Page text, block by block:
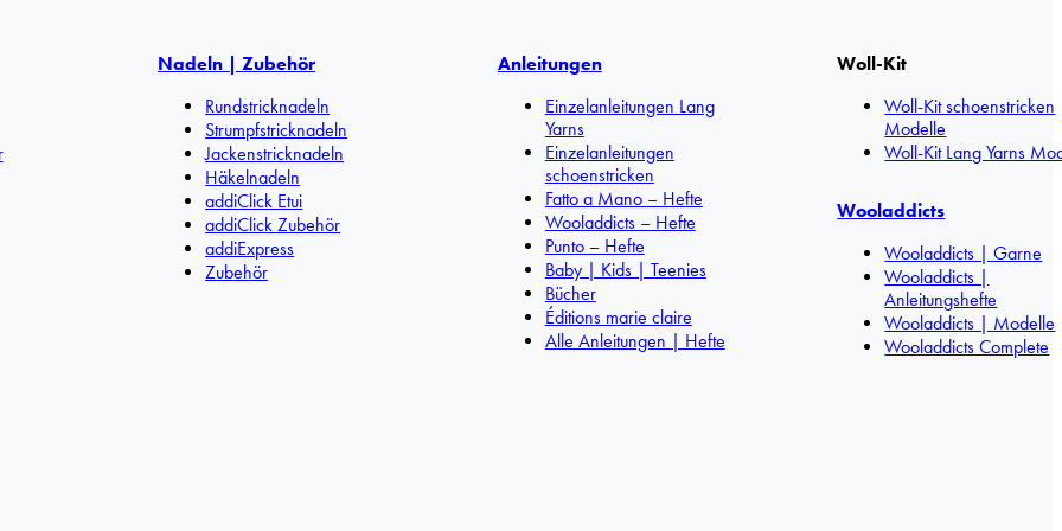
Nadeln | Zubehör
Rundstricknadeln
Strumpfstricknadeln
Jackenstricknadeln
Häkelnadeln
addiClick Etui
addiClick Zubehör
addiExpress
Zubehör
Anleitungen
Einzelanleitungen Lang
Yarns
Einzelanleitungen
schoenstricken
Fatto a Mano – Hefte
Wooladdicts – Hefte
Punto – Hefte
Baby | Kids | Teenies
Bücher
Éditions marie claire
Alle Anleitungen | Hefte
Woll-Kit
Woll-Kit schoenstricken
Modelle
Woll-Kit Lang Yarns
Wooladdicts
Wooladdicts | Garne
Wooladdicts |
Anleitungshefte
Wooladdicts | Modelle
Wooladdicts Complete